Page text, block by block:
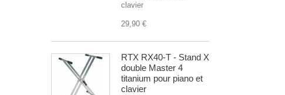
clavier
29,90 €
RTX RX40-T - Stand X
double Master 4
titanium pour piano et
clavier